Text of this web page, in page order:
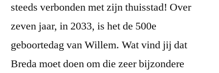
steeds verbonden met zijn thuisstad! Over
zeven jaar, in 2033, is het de 500e
geboortedag van Willem. Wat vind jij dat
Breda moet doen om die zeer bijzondere